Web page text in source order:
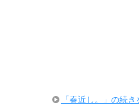
「春近し。」の続き